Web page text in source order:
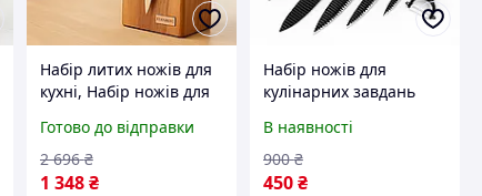
Набір литих ножів для
кухні, Набір ножів для
Якісні ножі дому VZ-98
Готово до відправки
1 348 ₴
2 696 ₴
Набір ножів для
кулінарних завдань
ножів для кухні Кухонні
ножі нарізання HO-84
В наявності
450₴
900 ₴